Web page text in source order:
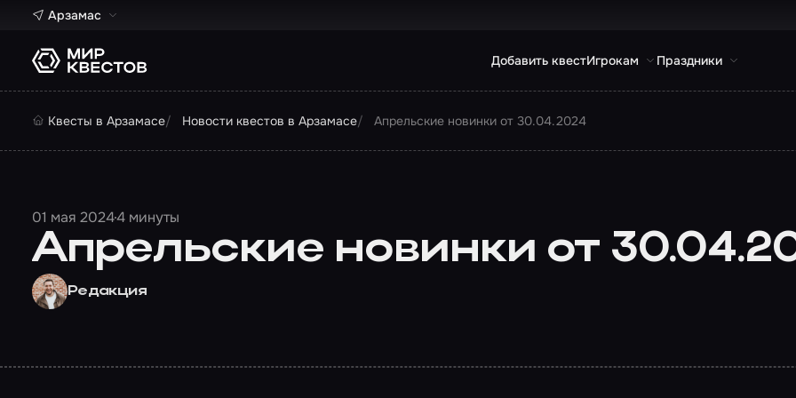
Арзамас
Добавить квестИгрокам Праздники
Квесты в Арзамасе Новости квестов в Арзамасе Апрельские новинки от 30.04.2024
01 мая 20244 минуты
Апрельские новинки от
Редакция